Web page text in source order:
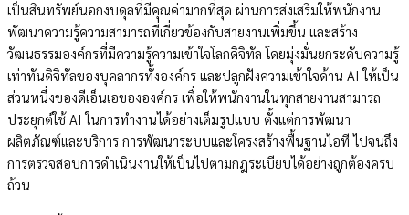
เป็นสินทรัพย์นอกงบดุลที่มีคุณค่ามากที่สุด ผ่านการส่งเสริมให้พนักงาน
พัฒนาความรู้ความสามารถที่เกี่ยวข้องกับสายงานเพิ่มขึ้น และสร้าง
วัฒนธรรมองค์กรที่มีความรู้ความเข้าใจโลกดิจิทัล โดยมุ่งมั่นยกระดับความรู้
เท่าทันดิจิทัลของบุคลากรทั้งองค์กร และปลูกฝังความเข้าใจด้าน AI ให้เป็น
ส่วนหนึ่งของดีเอ็นเอขององค์กร เพื่อให้พนักงานในทุกสายงานสามารถ
ประยุกต์ใช้ AI ในการทำงานได้อย่างเต็มรูปแบบ ตั้งแต่การพัฒนา
ผลิตภัณฑ์และบริการ การพัฒนาระบบและโครงสร้างพื้นฐานไอที ไปจนถึง
การตรวจสอบการดำเนินงานให้เป็นไปตามกฎระเบียบได้อย่างถูกต้องครบ
ถ้วน